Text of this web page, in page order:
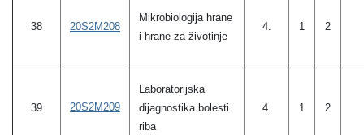
38 20S2M208
Mikrobiologija hrane
i hrane za životinje
4. 1 2
39 20S2M209
Laboratorijska
dijagnostika bolesti
riba
4. 1 2